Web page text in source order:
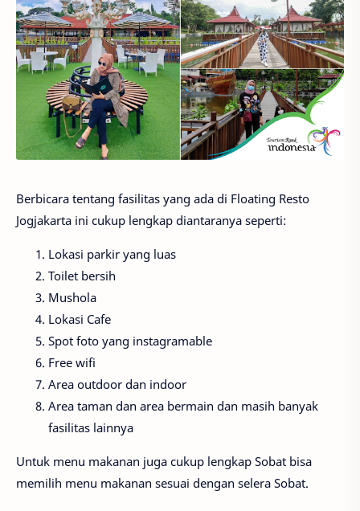
Berbicara tentang fasilitas yang ada di Floating Resto
Jogjakarta ini cukup lengkap diantaranya seperti:
Lokasi parkir yang luas
Toilet bersih
Mushola
Lokasi Cafe
Spot foto yang instagramable
Free wifi
Area outdoor dan indoor
Area taman dan area bermain dan masih banyak
fasilitas lainnya
Untuk menu makanan juga cukup lengkap Sobat bisa
memilih menu makanan sesuai dengan selera Sobat.